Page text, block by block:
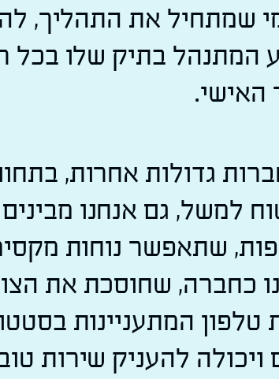
שמתחיל את התהליך,
המתנהל בתיק שלו בכל
האישי.
גדולות אחרות,
למשל, גם אנחנו
שתאפשר נוחות
כחברה, שחוסכת את
טלפון המתעניינות
להעניק שירות